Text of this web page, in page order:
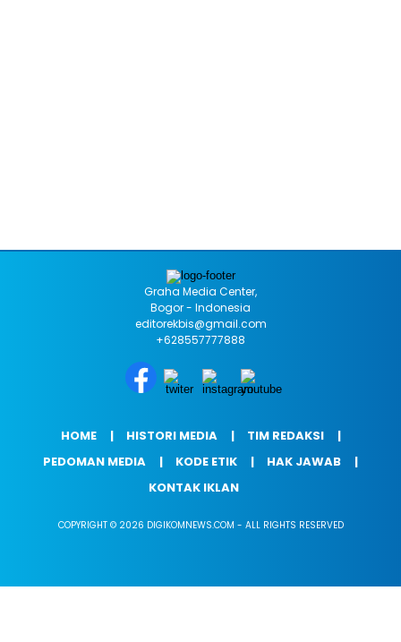
Graha Media Center,
Bogor - Indonesia
editorekbis@gmail.com
+628557777888
HOME HISTORI MEDIA
TIM REDAKSI
PEDOMAN MEDIA
KODE ETIK
HAK JAWAB
KONTAK IKLAN
COPYRIGHT © 2026 DIGIKOMNEWS.COM - ALL RIGHTS RESERVED